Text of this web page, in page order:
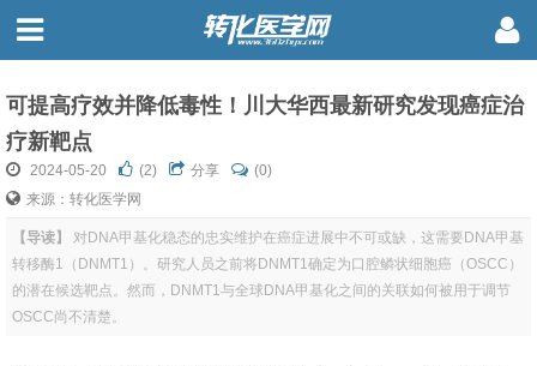
可提高疗效并降低毒性！川大华西最新研究发现癌症治
疗新靶点
2024-05-20 (2) 分享
(0)
来源：转化医学网
【导读】
对DNA甲基化稳态的忠实维护在癌症进展中不可或缺，这需要DNA甲基
转移酶1（DNMT1）。研究人员之前将DNMT1确定为口腔鳞状细胞癌（OSCC）
的潜在候选靶点。然而，DNMT1与全球DNA甲基化之间的关联如何被用于调节
OSCC尚不清楚。